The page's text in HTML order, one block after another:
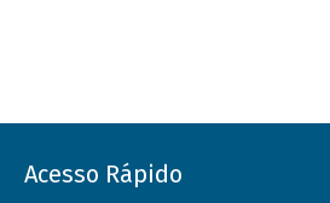
Acesso Rápido